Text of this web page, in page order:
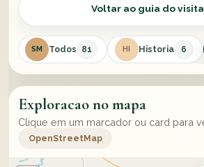
Voltar ao guia do
SM Todos 81 HI Historia 6
Exploracao no mapa
Clique em um marcador ou card para
OpenStreetMap